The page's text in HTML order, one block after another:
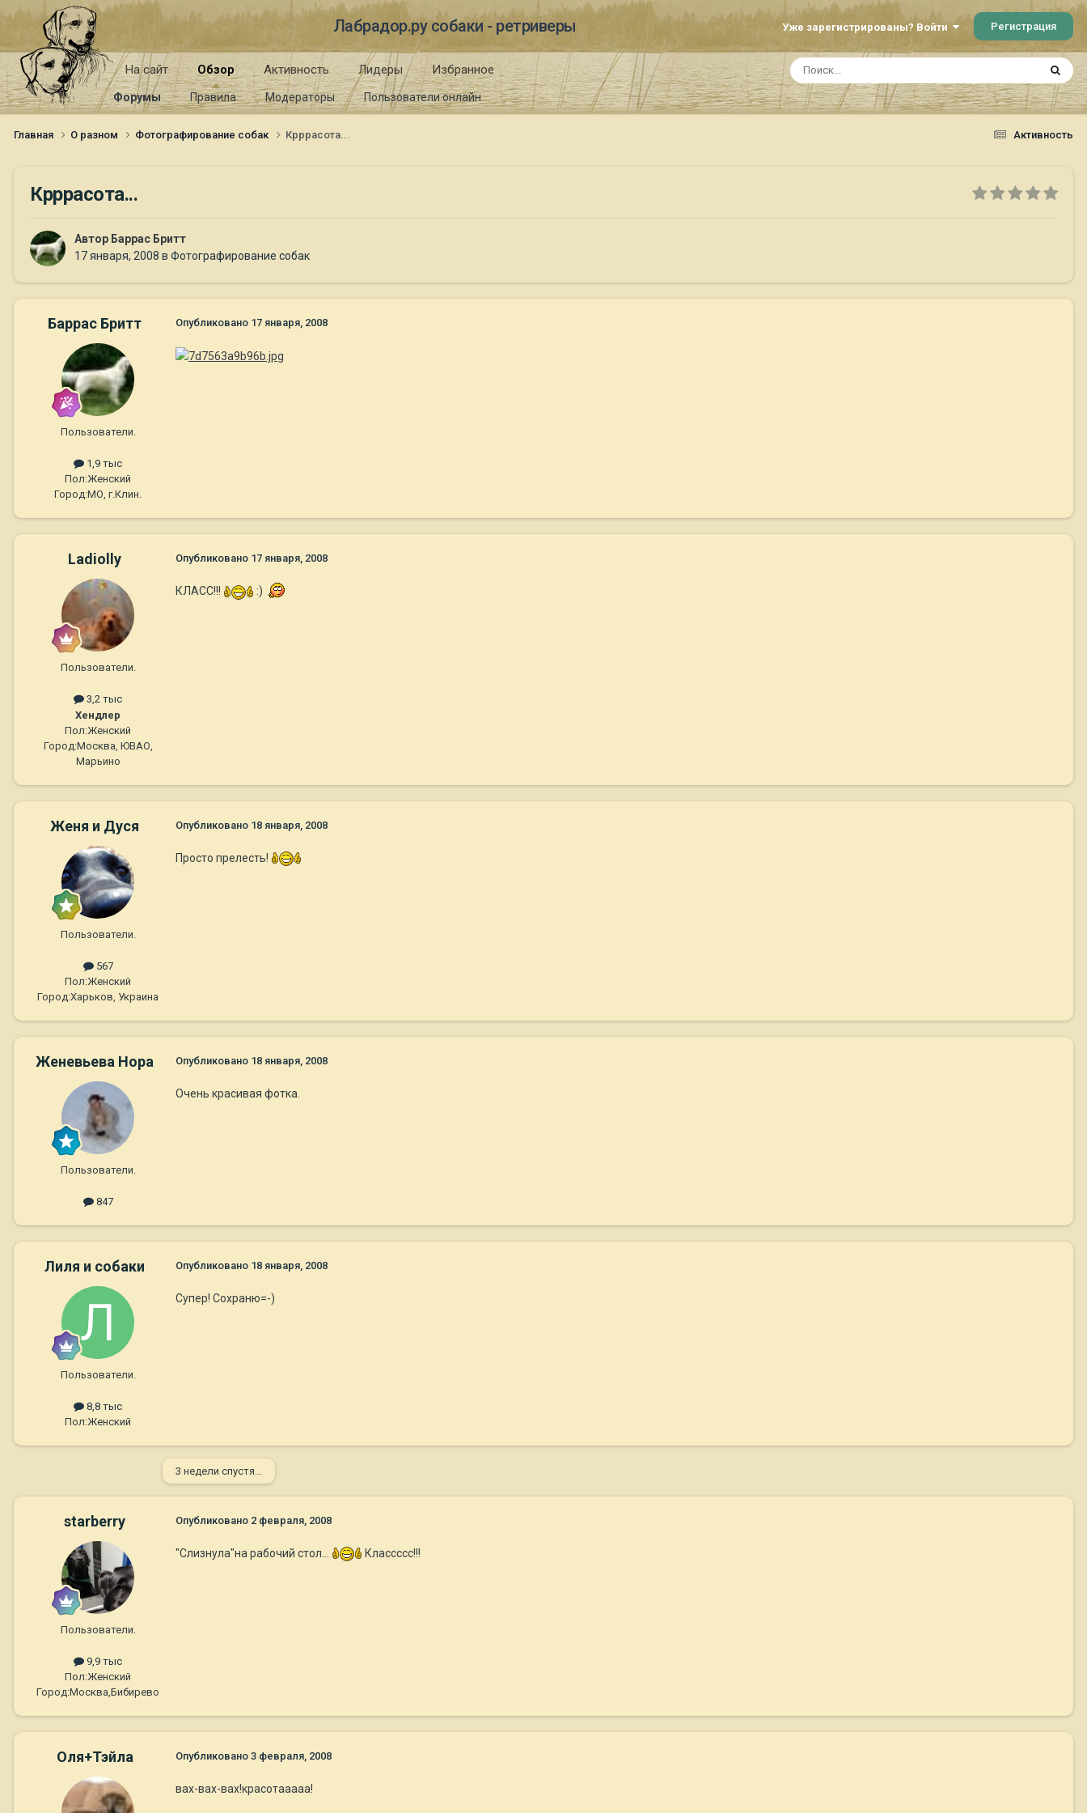
Лабрадор.ру собаки - ретриверы Уже зарегистрированы? Войти Регистрация
На сайт Обзор
Форумы Правила Модераторы Пользователи онлайн
Активность Лидеры Избранное
Активность
Главная О разном Фотографирование собак Крррасота...
Крррасота...
Автор Баррас Бритт
17 января, 2008 в Фотографирование собак
Баррас Бритт
Пользователи.
1,9 тыс
Пол:Женский
Город:МО, г.Клин.
Опубликовано 17 января, 2008
Ladiolly
Пользователи.
3,2 тыс
Хендлер
Пол:Женский
Город:Москва, ЮВАО,
Марьино
Опубликовано 17 января, 2008
КЛАСС!!! :)
Женя и Дуся
Пользователи.
567
Пол:Женский
Город:Харьков, Украина
Опубликовано 18 января, 2008
Просто прелесть!
Женевьева Нора
Пользователи.
847
Опубликовано 18 января, 2008
Очень красивая фотка.
Лиля и собаки
Пользователи.
8,8 тыс
Пол:Женский
Опубликовано 18 января, 2008
Супер! Сохраню=-)
3 недели спустя...
starberry
Пользователи.
9,9 тыс
Пол:Женский
Город:Москва,Бибирево
Опубликовано 2 февраля, 2008
"Слизнула"на рабочий стол... Классссс!!!
Оля+Тэйла Опубликовано 3 февраля, 2008
вах-вах-вах!красотааааа!